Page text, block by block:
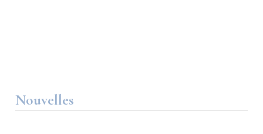
Nouvelles